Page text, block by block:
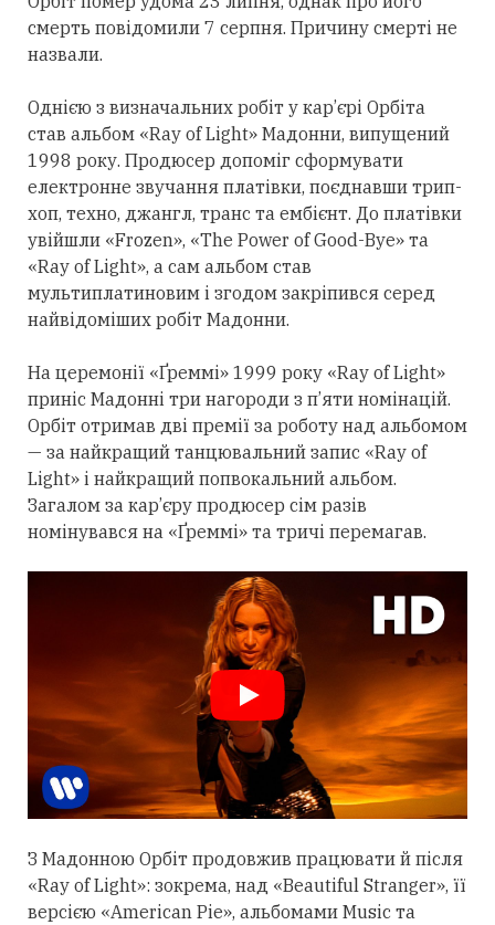
смерть повідомили 7 серпня. Причину смерті не
назвали.
Однією з визначальних робіт у кар’єрі Орбіта
став альбом «Ray of Light» Мадонни, випущений
1998 року. Продюсер допоміг сформувати
електронне звучання платівки, поєднавши трип-
хоп, техно, джангл, транс та ембієнт. До платівки
увійшли «Frozen», «The Power of Good-Bye» та
«Ray of Light», а сам альбом став
мультиплатиновим і згодом закріпився серед
найвідоміших робіт Мадонни.
На церемонії «Ґреммі» 1999 року «Ray of Light»
приніс Мадонні три нагороди з п’яти номінацій.
Орбіт отримав дві премії за роботу над альбомом
— за найкращий танцювальний запис «Ray of
Light» і найкращий попвокальний альбом.
Загалом за кар’єру продюсер сім разів
номінувався на «Ґреммі» та тричі перемагав.
З Мадонною Орбіт продовжив працювати й після
«Ray of Light»: зокрема, над «Beautiful Stranger», її
версією «American Pie», альбомами Music та